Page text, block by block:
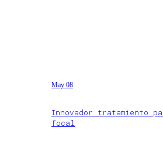
May 08
Innovador tratamiento
focal